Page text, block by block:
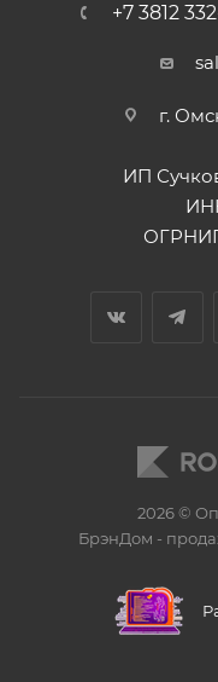
+7 3812
г.
ИП
2026 ©
БрэнДом -